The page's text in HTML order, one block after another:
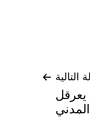
التالية
يعرقل